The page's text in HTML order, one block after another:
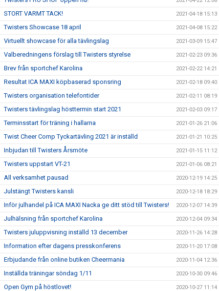
STORT VARMT TACK! 2021-04-18 15:13
Twisters Showcase 18 april 2021-04-08 15:22
Virtuellt showcase för alla tävlingslag 2021-03-09 15:47
Valberedningens förslag till Twisters styrelse 2021-02-23 09:36
Brev från sportchef Karolina 2021-02-22 14:21
Resultat ICA MAXI köpbaserad sponsring 2021-02-18 09:40
Twisters organisation telefontider 2021-02-11 08:19
Twisters tävlingslag hösttermin start 2021 2021-02-03 09:17
Terminsstart för träning i hallarna 2021-01-26 21:06
Twist Cheer Comp Tyckartävling 2021 är inställd 2021-01-21 10:25
Inbjudan till Twisters Årsmöte 2021-01-15 11:12
Twisters uppstart VT-21 2021-01-06 08:21
All verksamhet pausad 2020-12-19 14:25
Julstängt Twisters kansli 2020-12-18 18:29
Inför julhandel på ICA MAXI Nacka ge ditt stöd till Twisters! 2020-12-07 14:39
Julhälsning från sportchef Karolina 2020-12-04 09:34
Twisters juluppvisning inställd 13 december 2020-11-26 14:28
Information efter dagens presskonferens 2020-11-20 17:08
Erbjudande från online butiken Cheermania 2020-11-04 12:36
Inställda träningar söndag 1/11 2020-10-30 09:46
Open Gym på höstlovet! 2020-10-27 11:14